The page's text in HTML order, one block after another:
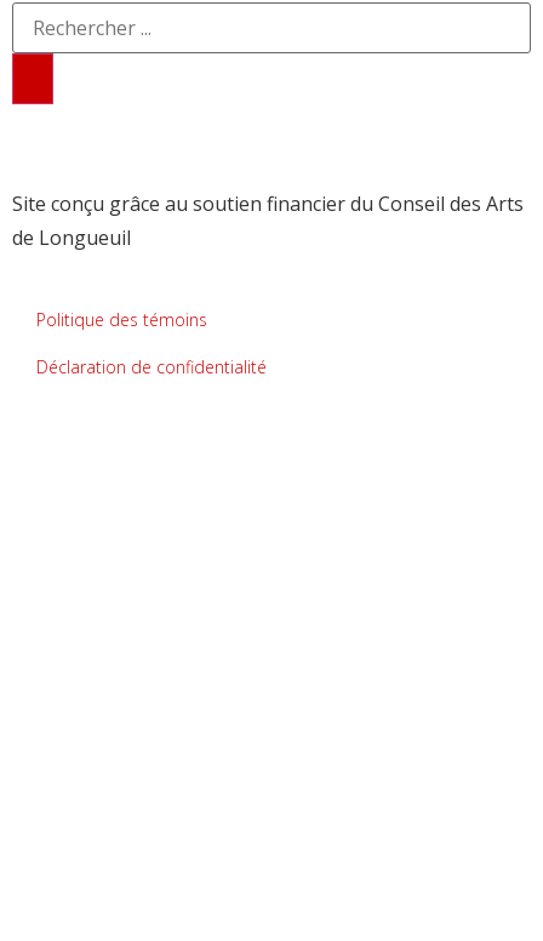
Site conçu grâce au soutien financier du Conseil des Arts
de Longueuil
Politique des témoins
Déclaration de confidentialité